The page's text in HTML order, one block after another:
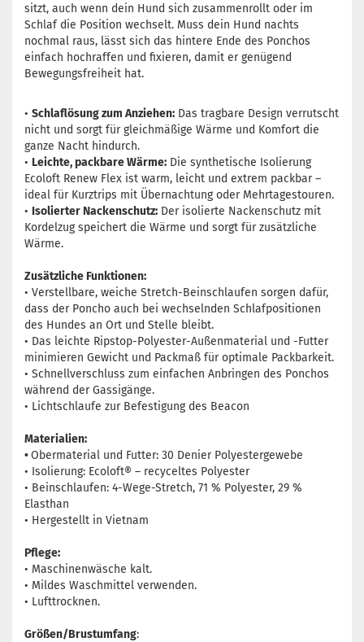
sitzt, auch wenn dein Hund sich zusammenrollt oder im
Schlaf die Position wechselt. Muss dein Hund nachts
nochmal raus, lässt sich das hintere Ende des Ponchos
einfach hochraffen und fixieren, damit er genügend
Bewegungsfreiheit hat.
• Schlaflösung zum Anziehen: Das tragbare Design verrutscht
nicht und sorgt für gleichmäßige Wärme und Komfort die
ganze Nacht hindurch.
• Leichte, packbare Wärme: Die synthetische Isolierung
Ecoloft Renew Flex ist warm, leicht und extrem packbar –
ideal für Kurztrips mit Übernachtung oder Mehrtagestouren.
• Isolierter Nackenschutz: Der isolierte Nackenschutz mit
Kordelzug speichert die Wärme und sorgt für zusätzliche
Wärme.
Zusätzliche Funktionen:
• Verstellbare, weiche Stretch-Beinschlaufen sorgen dafür,
dass der Poncho auch bei wechselnden Schlafpositionen
des Hundes an Ort und Stelle bleibt.
• Das leichte Ripstop-Polyester-Außenmaterial und -Futter
minimieren Gewicht und Packmaß für optimale Packbarkeit.
• Schnellverschluss zum einfachen Anbringen des Ponchos
während der Gassigänge.
• Lichtschlaufe zur Befestigung des Beacon
Materialien:
•Obermaterial und Futter: 30 Denier Polyestergewebe
• Isolierung: Ecoloft® – recyceltes Polyester
• Beinschlaufen: 4-Wege-Stretch, 71 % Polyester, 29 %
Elasthan
• Hergestellt in Vietnam
Pflege:
• Maschinenwäsche kalt.
• Mildes Waschmittel verwenden.
• Lufttrocknen.
Größen/Brustumfang: